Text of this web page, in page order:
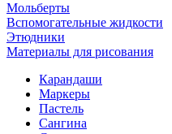
Мольберты
Вспомогательные жидкости
Этюдники
Материалы для рисования
Карандаши
Маркеры
Пастель
Сангина